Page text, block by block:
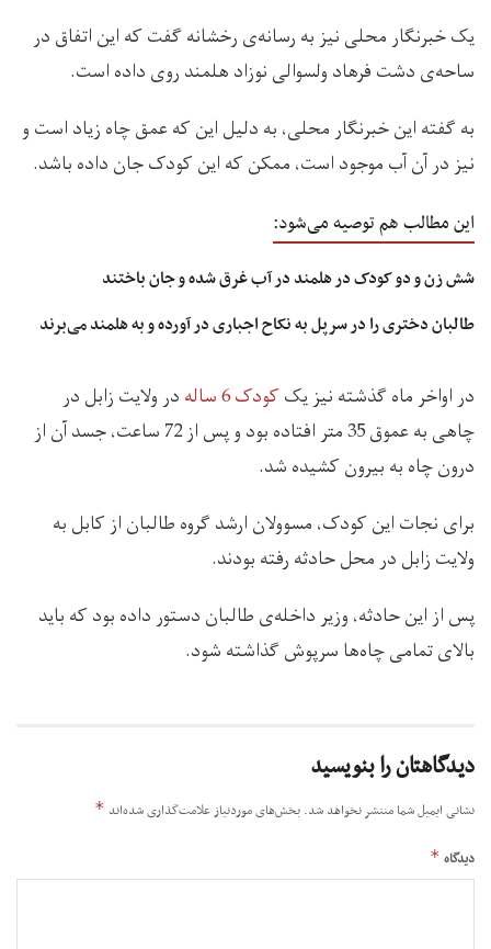
یک خبرنگار محلی نیز به رسانه‌ی رخشانه گفت که این اتفاق در
ساحه‌ی دشت فرهاد ولسوالی نوزاد هلمند روی داده است.
به گفته این خبرنگار محلی، به دلیل این که عمق چاه زیاد است و
نیز در آن آب موجود است، ممکن که این کودک جان داده باشد.
این مطالب هم توصیه می‌شود:
شش زن و دو کودک در هلمند در آب غرق شده و جان باختند
طالبان دختری را در سرپل به نکاح اجباری در آورده و به هلمند می‌برند
در اواخر ماه گذشته نیز یککودک 6 ساله
در ولایت زابل در
چاهی به عموق 35 متر افتاده بود و پس از 72 ساعت، جسد آن از
درون چاه به بیرون کشیده شد.
برای نجات این کودک، مسوولان ارشد گروه طالبان از کابل به
ولایت زابل در محل حادثه رفته بودند.
پس از این حادثه، وزیر داخله‌ی طالبان دستور داده بود که باید
بالای تمامی چاه‌ها سرپوش گذاشته شود.
دیدگاهتان را بنویسید
نشانی ایمیل شما منتشر نخواهد شد. بخش‌های موردنیاز علامت‌گذاری شده‌اند *
دیدگاه *